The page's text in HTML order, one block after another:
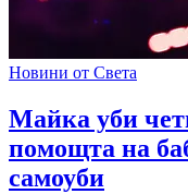
Новини от Света
Майка уби
помощта на
самоуби